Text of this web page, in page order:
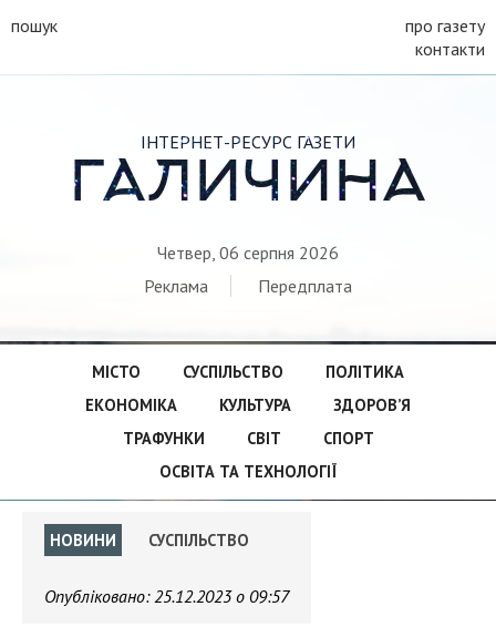
пошук
про газету
контакти
ІНТЕРНЕТ-РЕСУРС ГАЗЕТИ
ГАЛИЧИНА
Четвер, 06 серпня 2026
Реклама
Передплата
МІСТО СУСПІЛЬСТВО
ПОЛІТИКА
ЕКОНОМІКА
КУЛЬТУРА
ЗДОРОВ’Я
ТРАФУНКИ
СВІТ
СПОРТ
ОСВІТА ТА ТЕХНОЛОГІЇ
НОВИНИ СУСПІЛЬСТВО
Опубліковано:25.12.2023 о 09:57